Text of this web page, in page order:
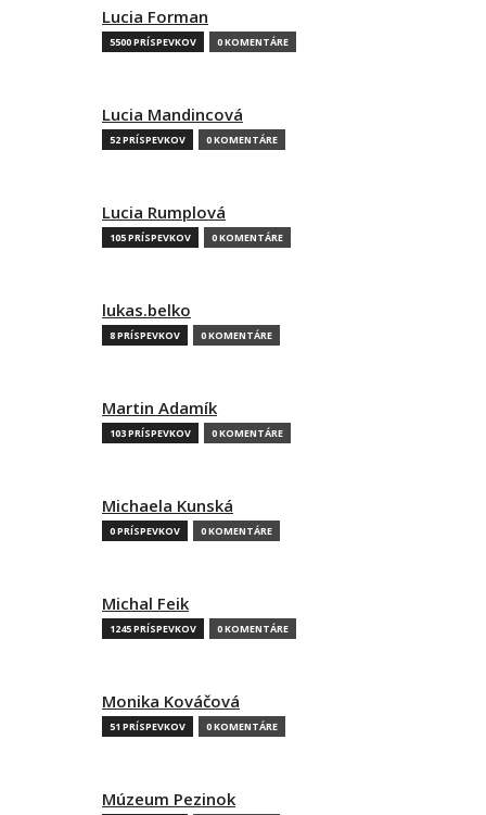
Lucia Forman
5500 PRÍSPEVKOV 0 KOMENTÁRE
Lucia Mandincová
52 PRÍSPEVKOV 0 KOMENTÁRE
Lucia Rumplová
105 PRÍSPEVKOV 0 KOMENTÁRE
lukas.belko
8 PRÍSPEVKOV 0 KOMENTÁRE
Martin Adamík
103 PRÍSPEVKOV 0 KOMENTÁRE
Michaela Kunská
0 PRÍSPEVKOV 0 KOMENTÁRE
Michal Feik
1245 PRÍSPEVKOV 0 KOMENTÁRE
Monika Kováčová
51 PRÍSPEVKOV 0 KOMENTÁRE
Múzeum Pezinok